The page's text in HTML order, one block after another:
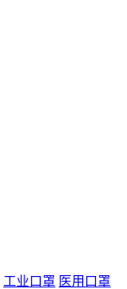
工业口罩 医用口罩